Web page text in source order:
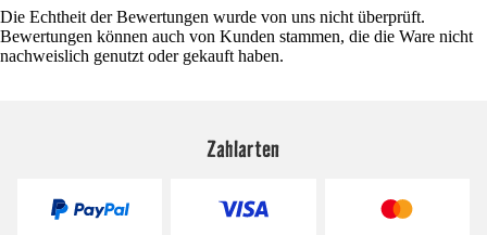
Die Echtheit der Bewertungen wurde von uns nicht überprüft.
Bewertungen können auch von Kunden stammen, die die Ware nicht
nachweislich genutzt oder gekauft haben.
Zahlarten